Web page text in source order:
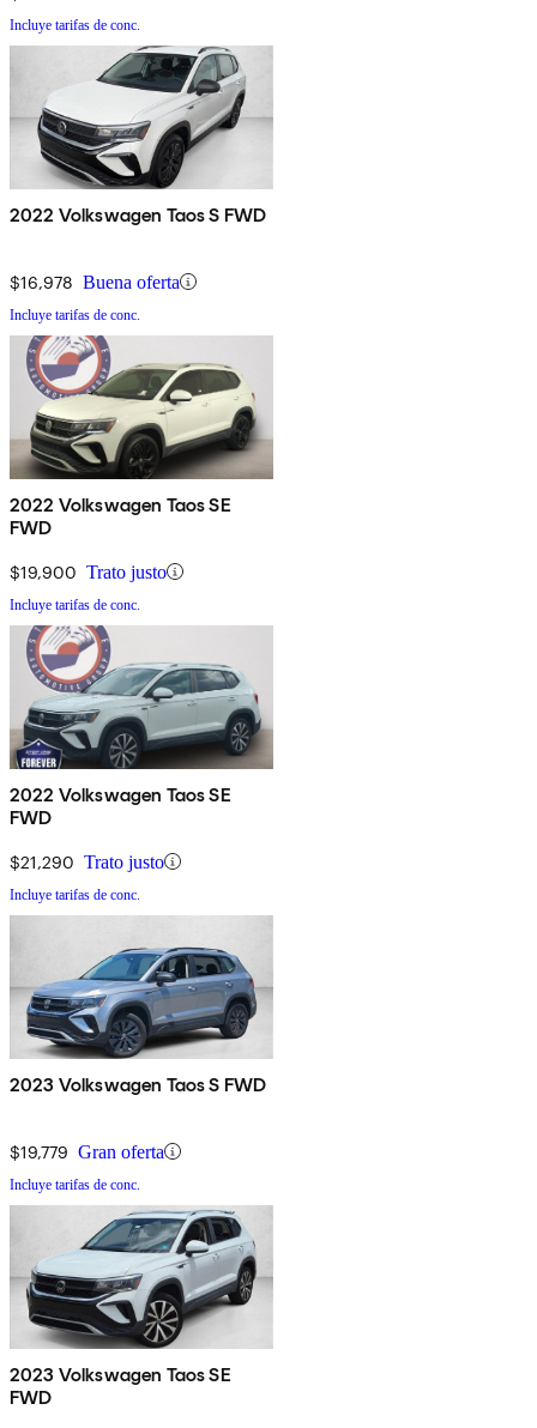
Incluye tarifas de conc.
2022 Volkswagen Taos S FWD
$16,978 Buena oferta
Incluye tarifas de conc.
2022 Volkswagen Taos SE
FWD
$19,900 Trato justo
Incluye tarifas de conc.
2022 Volkswagen Taos SE
FWD
$21,290 Trato justo
Incluye tarifas de conc.
2023 Volkswagen Taos S FWD
$19,779 Gran oferta
Incluye tarifas de conc.
2023 Volkswagen Taos SE
FWD